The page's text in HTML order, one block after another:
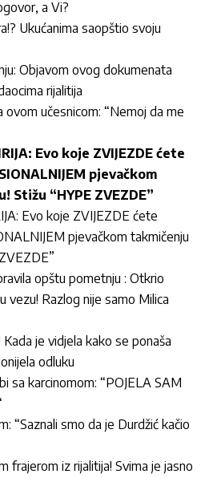
a Vi?
Ukućanima saopštio svoju
Objavom ovog dokumenata
rijalitija
ovom učesnicom: “Nemoj da me
Evo koje ZVIJEZDE ćete
pjevačkom
Stižu “HYPE ZVEZDE”
Evo koje ZVIJEZDE ćete
pjevačkom takmičenju
opštu pometnju : Otkrio
vezu! Razlog nije samo Milica
je vidjela kako se ponaša
odluku
sa karcinomom: “POJELA SAM
“Saznali smo da je Durdžić kačio
frajerom iz rijalitija! Svima je jasno